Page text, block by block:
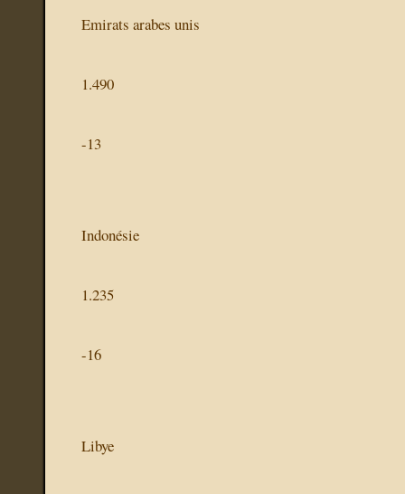
Emirats arabes unis
1.490
-13
Indonésie
1.235
-16
Libye